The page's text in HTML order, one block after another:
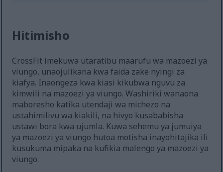
Hitimisho
CrossFit imekuwa utaratibu maarufu wa mazoezi ya
viungo, unaojulikana kwa faida zake nyingi za
kiafya. Inaongeza kwa kiasi kikubwa nguvu za
kimwili na mazoezi ya viungo. Washiriki wanaona
maboresho katika utendaji wa michezo na
ustahimilivu wa kiakili, na hivyo kusababisha
ustawi bora kwa ujumla. Kuwa sehemu ya jumuiya
ya mazoezi ya viungo hutoa motisha inayohitajika ili
kusukuma mipaka na kufikia malengo ya mazoezi ya
viungo.